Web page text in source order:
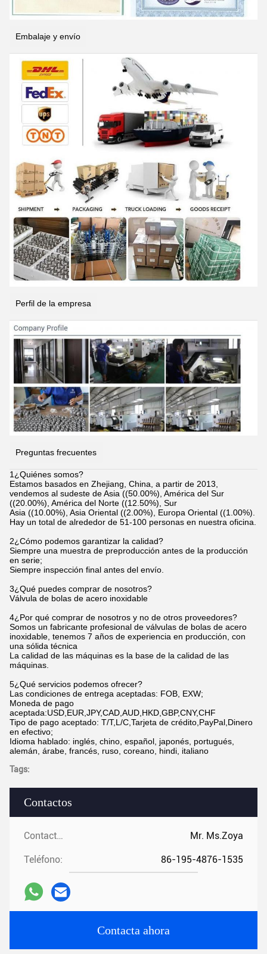
Contactos
Contactos: Mr. Ms.Zoya
Teléfono: 86-195-4876-1535
Contacta ahora
Embalaje y envío
Perfil de la empresa
Preguntas frecuentes
1¿Quiénes somos?
Estamos basados en Zhejiang, China, a partir de 2013,
vendemos al sudeste de Asia ((50.00%), América del Sur
((20.00%), América del Norte ((12.50%), Sur
Asia ((10.00%), Asia Oriental ((2.00%), Europa Oriental ((1.00%).
Hay un total de alrededor de 51-100 personas en nuestra oficina.
2¿Cómo podemos garantizar la calidad?
Siempre una muestra de preproducción antes de la producción
en serie;
Siempre inspección final antes del envío.
3¿Qué puedes comprar de nosotros?
Válvula de bolas de acero inoxidable
4¿Por qué comprar de nosotros y no de otros proveedores?
Somos un fabricante profesional de válvulas de bolas de acero
inoxidable, tenemos 7 años de experiencia en producción, con
una sólida técnica
La calidad de las máquinas es la base de la calidad de las
máquinas.
5¿Qué servicios podemos ofrecer?
Las condiciones de entrega aceptadas: FOB, EXW;
Moneda de pago
aceptada:USD,EUR,JPY,CAD,AUD,HKD,GBP,CNY,CHF
Tipo de pago aceptado: T/T,L/C,Tarjeta de crédito,PayPal,Dinero
en efectivo;
Idioma hablado: inglés, chino, español, japonés, portugués,
alemán, árabe, francés, ruso, coreano, hindi, italiano
Tags: